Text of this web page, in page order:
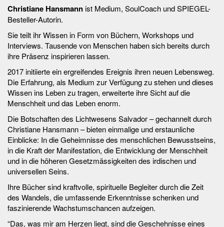
Christiane Hansmannist Medium, SoulCoach und SPIEGEL-
Besteller-Autorin.
Sie teilt ihr Wissen in Form von Büchern, Workshops und
Interviews. Tausende von Menschen haben sich bereits durch
ihre Präsenz inspirieren lassen.
2017 initiierte ein ergreifendes Ereignis ihren neuen Lebensweg.
Die Erfahrung, als Medium zur Verfügung zu stehen und dieses
Wissen ins Leben zu tragen, erweiterte ihre Sicht auf die
Menschheit und das Leben enorm.
Die Botschaften des Lichtwesens Salvador – gechannelt durch
Christiane Hansmann – bieten einmalige und erstaunliche
Einblicke: In die Geheimnisse des menschlichen Bewusstseins,
in die Kraft der Manifestation, die Entwicklung der Menschheit
und in die höheren Gesetzmässigkeiten des irdischen und
universellen Seins.
Ihre Bücher sind kraftvolle, spirituelle Begleiter durch die Zeit
des Wandels, die umfassende Erkenntnisse schenken und
faszinierende Wachstumschancen aufzeigen.
“Das, was mir am Herzen liegt, sind die Geschehnisse eines